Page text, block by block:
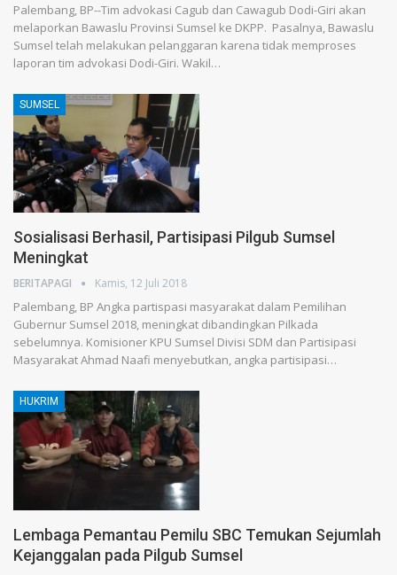
Palembang, BP--Tim advokasi Cagub dan Cawagub Dodi-Giri akan
melaporkan Bawaslu Provinsi Sumsel ke DKPP. Pasalnya, Bawaslu
Sumsel telah melakukan pelanggaran karena tidak memproses
laporan tim advokasi Dodi-Giri. Wakil…
SUMSEL
Sosialisasi Berhasil, Partisipasi Pilgub Sumsel
Meningkat
BERITAPAGI Kamis, 12 Juli 2018
Palembang, BP Angka partispasi masyarakat dalam Pemilihan
Gubernur Sumsel 2018, meningkat dibandingkan Pilkada
sebelumnya. Komisioner KPU Sumsel Divisi SDM dan Partisipasi
Masyarakat Ahmad Naafi menyebutkan, angka partisipasi…
HUKRIM
Lembaga Pemantau Pemilu SBC Temukan Sejumlah
Kejanggalan pada Pilgub Sumsel